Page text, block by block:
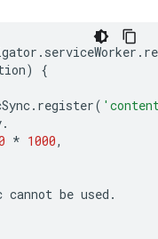
. serviceWorker .
)
{
. register(
.
* 1000,
cannot be used .